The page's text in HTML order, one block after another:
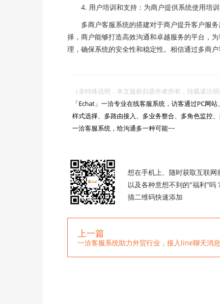
4. 用户培训和支持：为商户提供系统使用培训
多商户客服系统的搭建对于商户提升客户服务
择，商户能够打造高效沟通和卓越服务的平台，
理，确保系统的安全性和稳定性。相信通过多商
（非特殊说明，本文版权归原作者所有，转载请
「Echat」一洽专业在线客服系统，访客通过PC网
样式选择、多路由接入、多业务整合、多角色监控
一洽客服系统，给沟通多一种可能~~
想在手机上、随时获取互联网
以及各种意想不到的"福利"吗
描二维码快速添加
上一篇